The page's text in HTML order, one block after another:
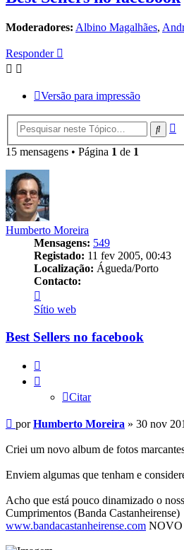
Moderadores: Albino Magalhães,
Responder
Versão para impressão
15 mensagens • Página 1 de 1
Humberto Moreira
Mensagens: 549
Registado: 11 fev 2005, 00:43
Localização: Águeda/Porto
Contacto:
Humberto
Moreira
Sítio web
Best Sellers no facebook
Citar
Mensagem
porHumberto Moreira » 30 nov
Criei um novo album de fotos
Enviem algumas que tenham e
Acho que está pouco dinamizado o
Cumprimentos (Banda Castanheirense)
www.bandacastanheirense.com NOVO